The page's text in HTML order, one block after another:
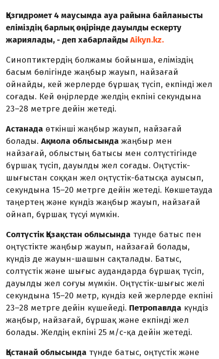
Қазгидромет 4 маусымда ауа райына байланысты
еліміздің барлық өңірінде дауылды ескерту
жариялады, - деп хабарлайды Aikyn.kz.
Синоптиктердің болжамы бойынша, еліміздің
басым бөлігінде жаңбыр жауып, найзағай
ойнайды, кей жерлерде бұршақ түсіп, екпінді жел
соғады. Кей өңірлерде желдің екпіні секундына
23–28 метрге дейін жетеді.
Астанада өткінші жаңбыр жауып, найзағай
болады. Ақмола облысында жаңбыр мен
найзағай, облыстың батысы мен солтүстігінде
бұршақ түсіп, дауылды жел соғады. Оңтүстік-
шығыстан соққан жел оңтүстік-батысқа ауысып,
секундына 15–20 метрге дейін жетеді. Көкшетауда
таңертең және күндіз жаңбыр жауып, найзағай
ойнап, бұршақ түсуі мүмкін.
Солтүстік Қазақстан облысында түнде батыс пен
оңтүстікте жаңбыр жауып, найзағай болады,
күндіз де жауын-шашын сақталады. Батыс,
солтүстік және шығыс аудандарда бұршақ түсіп,
дауылды жел соғуы мүмкін. Оңтүстік-шығыс желі
секундына 15–20 метр, күндіз кей жерлерде екпіні
23–28 метрге дейін күшейеді. Петропавлда күндіз
жаңбыр, найзағай, бұршақ және екпінді жел
болады. Желдің екпіні 25 м/с-қа дейін жетеді.
Қостанай облысында түнде батыс, оңтүстік және